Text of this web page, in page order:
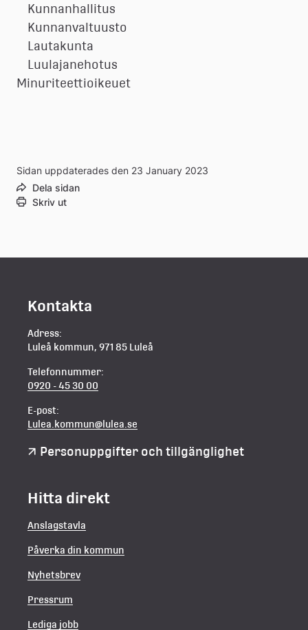
Kunnanhallitus
Kunnanvaltuusto
Lautakunta
Luulajanehotus
Minuriteettioikeuet
Sidan uppdaterades den 23 January 2023
Dela sidan
Skriv ut
Kontakta
Adress:
Luleå kommun, 971 85 Luleå
Telefonnummer:
0920 - 45 30 00
E-post:
Lulea.kommun@lulea.se
Personuppgifter och tillgänglighet
Hitta direkt
Anslagstavla
Påverka din kommun
Nyhetsbrev
Pressrum
Lediga jobb